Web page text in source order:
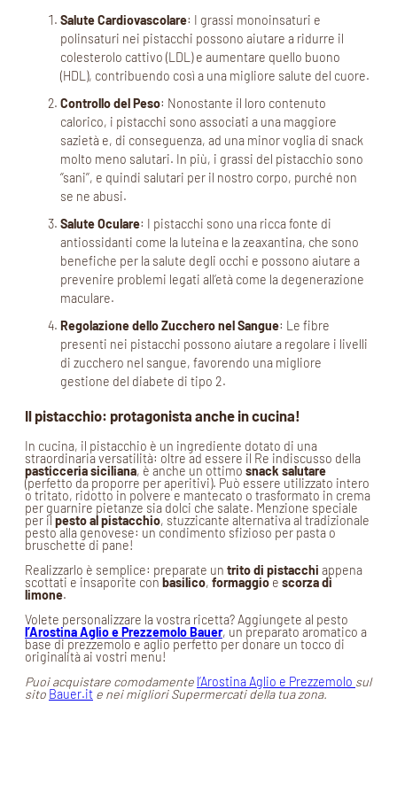
Salute Cardiovascolare: I grassi monoinsaturi e
polinsaturi nei pistacchi possono aiutare a ridurre il
colesterolo cattivo (LDL) e aumentare quello buono
(HDL), contribuendo così a una migliore salute del cuore.
Controllo del Peso: Nonostante il loro contenuto
calorico, i pistacchi sono associati a una maggiore
sazietà e, di conseguenza, ad una minor voglia di snack
molto meno salutari. In più, i grassi del pistacchio sono
‘’sani’’, e quindi salutari per il nostro corpo, purché non
se ne abusi.
Salute Oculare: I pistacchi sono una ricca fonte di
antiossidanti come la luteina e la zeaxantina, che sono
benefiche per la salute degli occhi e possono aiutare a
prevenire problemi legati all’età come la degenerazione
maculare.
Regolazione dello Zucchero nel Sangue: Le fibre
presenti nei pistacchi possono aiutare a regolare i livelli
di zucchero nel sangue, favorendo una migliore
gestione del diabete di tipo 2.
Il pistacchio: protagonista anche in cucina!
In cucina, il pistacchio è un ingrediente dotato di una
straordinaria versatilità: oltre ad essere il Re indiscusso della
pasticceria siciliana, è anche un ottimo snack salutare
(perfetto da proporre per aperitivi). Può essere utilizzato intero
o tritato, ridotto in polvere e mantecato o trasformato in crema
per guarnire pietanze sia dolci che salate. Menzione speciale
per il pesto al pistacchio, stuzzicante alternativa al tradizionale
pesto alla genovese: un condimento sfizioso per pasta o
bruschette di pane!
Realizzarlo è semplice: preparate un trito di pistacchi appena
scottati e insaporite con basilico, formaggio e scorza di
limone.
Volete personalizzare la vostra ricetta? Aggiungete al pesto
l’Arostina Aglio e Prezzemolo Bauer, un preparato aromatico a
base di prezzemolo e aglio perfetto per donare un tocco di
originalità ai vostri menu!
Puoi acquistare comodamente l’Arostina Aglio e Prezzemolo sul
sito Bauer.it e nei migliori Supermercati della tua zona.